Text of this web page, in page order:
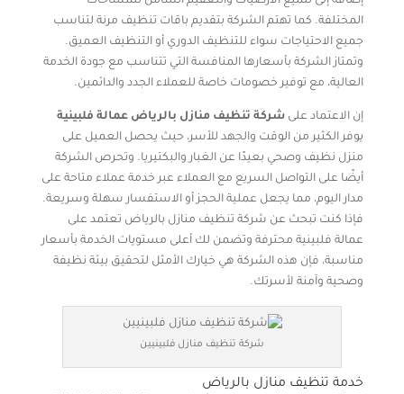
المختلفة. كما تهتم الشركة بتقديم باقات تنظيف مرنة لتناسب
جميع الاحتياجات سواء للتنظيف الدوري أو التنظيف العميق.
وتمتاز الشركة بأسعارها المنافسة التي تتناسب مع جودة الخدمة
العالية، مع توفير خصومات خاصة للعملاء الجدد والدائمين.
إن الاعتماد على شركة تنظيف منازل بالرياض عمالة فلبينية
يوفر الكثير من الوقت والجهد للأسر، حيث يحصل العميل على
منزل نظيف وصحي بعيدًا عن الغبار والبكتيريا. وتحرص الشركة
أيضًا على التواصل السريع مع العملاء عبر خدمة عملاء متاحة على
مدار اليوم، مما يجعل عملية الحجز أو الاستفسار سهلة وسريعة.
فإذا كنت تبحث عن شركة تنظيف منازل بالرياض تعتمد على
عمالة فلبينية محترفة وتضمن لك أعلى مستويات الخدمة بأسعار
مناسبة، فإن هذه الشركة هي خيارك الأمثل لتحقيق بيئة نظيفة
وصحية وآمنة لأسرتك.
شركة تنظيف منازل فلبينيين
خدمة تنظيف منازل بالرياض